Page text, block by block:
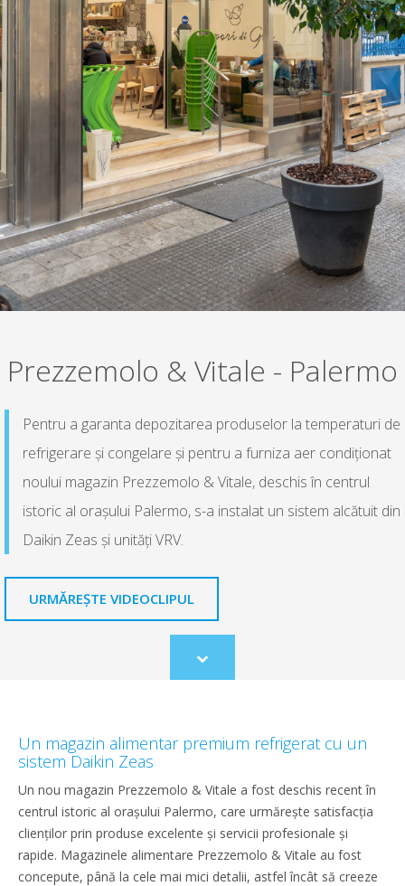
Prezzemolo & Vitale - Palermo
Pentru a garanta depozitarea produselor la temperaturi de
refrigerare și congelare și pentru a furniza aer condiționat
noului magazin Prezzemolo & Vitale, deschis în centrul
istoric al orașului Palermo, s-a instalat un sistem alcătuit din
Daikin Zeas și unități VRV.
URMĂREȘTE VIDEOCLIPUL
Scroll
to
Un magazin alimentar premium refrigerat cu un
sistem Daikin Zeas
Un nou magazin Prezzemolo & Vitale a fost deschis recent în
centrul istoric al orașului Palermo, care urmărește satisfacția
clienților prin produse excelente și servicii profesionale și
rapide. Magazinele alimentare Prezzemolo & Vitale au fost
concepute, până la cele mai mici detalii, astfel încât să creeze